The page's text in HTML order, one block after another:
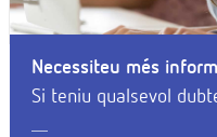
Necessiteu més
Si teniu qualsevol